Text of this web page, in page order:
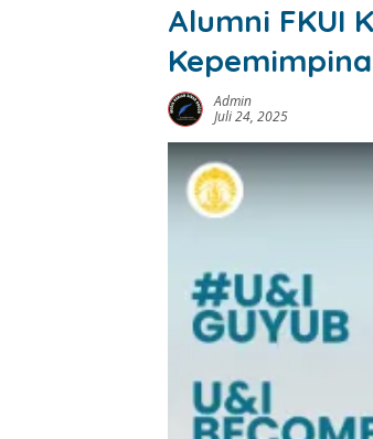
Alumni FKUI
Admin
Juli 24, 2025